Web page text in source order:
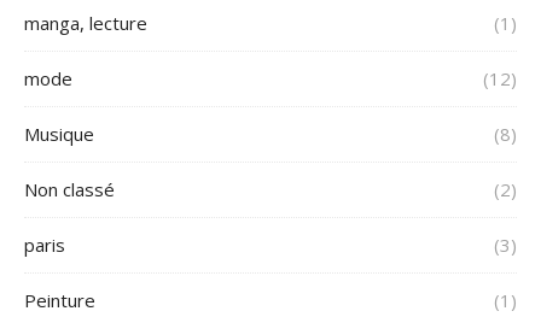
manga, lecture (1)
mode (12)
Musique (8)
Non classé (2)
paris (3)
Peinture (1)